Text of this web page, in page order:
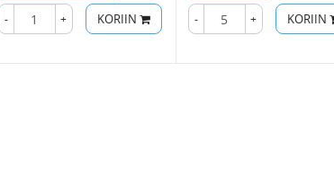
- + KORIIN - + KORIIN